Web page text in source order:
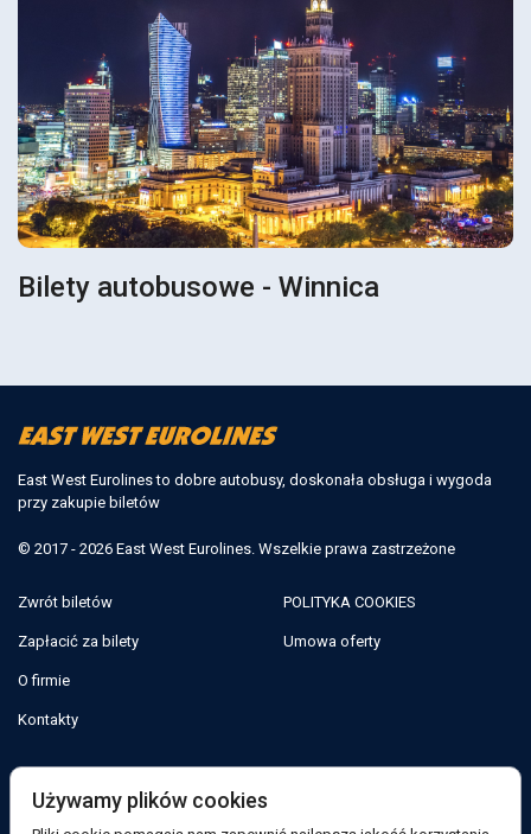
Bilety autobusowe - Winnica
East West Eurolines to dobre autobusy, doskonała obsługa i wygoda
przy zakupie biletów
© 2017 - 2026 East West Eurolines. Wszelkie prawa zastrzeżone
Zwrót biletów
Zapłacić za bilety
O firmie
Kontakty
POLITYKA COOKIES
Umowa oferty
Używamy plików cookies